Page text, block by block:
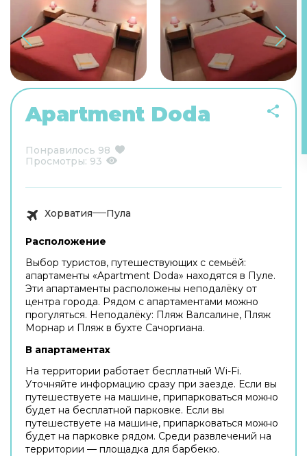
Apartment Doda
Понравилось 98
Просмотры: 93
Хорватия Пула
Расположение
Выбор туристов, путешествующих с семьёй:
апартаменты «Apartment Doda» находятся в Пуле.
Эти апартаменты расположены неподалёку от
центра города. Рядом с апартаментами можно
прогуляться. Неподалёку: Пляж Валсалине, Пляж
Морнар и Пляж в бухте Сачоргиана.
В апартаментах
На территории работает бесплатный Wi-Fi.
Уточняйте информацию сразу при заезде. Если вы
путешествуете на машине, припарковаться можно
будет на бесплатной парковке. Если вы
путешествуете на машине, припарковаться можно
будет на парковке рядом. Среди развлечений на
территории — площадка для барбекю.